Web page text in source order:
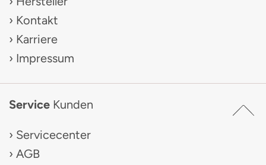
Kontakt
Karriere
Impressum
Service Kunden
Servicecenter
AGB